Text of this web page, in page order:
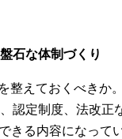
石な体制づくり
整えておくべきか。
認定制度、法改正
きる内容になって